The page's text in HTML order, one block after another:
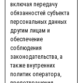
включая передачу
обязанностей субъекта
персональных данных
другим лицам и
обеспечение
соблюдения
законодательства, а
также внутренних
политик оператора,